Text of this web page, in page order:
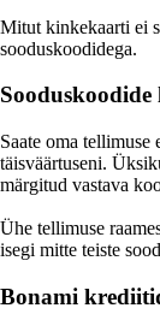
Mitut kinkekaarti ei
sooduskoodidega.
Saate oma tellimuse
täisväärtuseni.
märgitud vastava
Ühe tellimuse
isegi mitte teiste
Bonami